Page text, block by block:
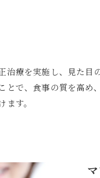
治療を実施し、見た
とで、食事の質を高
す。